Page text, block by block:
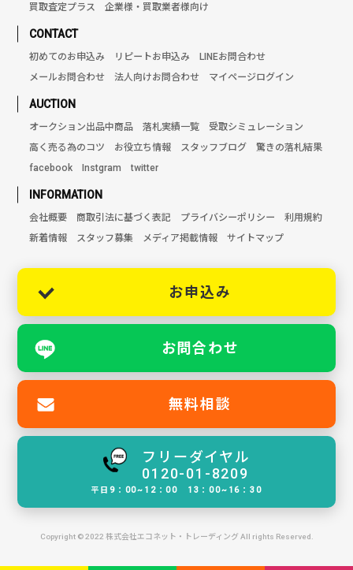
買取査定プラス
企業様・買取業者様向け
CONTACT
初めてのお申込み リピートお申込み
LINEお問合わせ
メールお問合わせ
法人向けお問合わせ マイページログイン
AUCTION
オークション出品中商品 落札実績一覧
受取シミュレーション
高く売る為のコツ
お役立ち情報 スタッフブログ
驚きの落札結果
facebook
Instgram twitter
INFORMATION
会社概要 商取引法に基づく表記 プライバシーポリシー
利用規約
新着情報
スタッフ募集 メディア掲載情報 サイトマップ
お申込み
お問合わせ
無料相談
フリーダイヤル
0120-01-8209
平日9：00~12：00 13：00~16：30
Copyright © 2022 株式会社エコネット・トレーディング All rights Reserved.